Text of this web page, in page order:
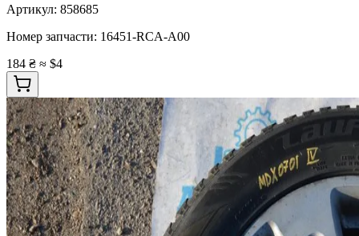
Артикул: 858685
Номер запчасти: 16451-RCA-A00
184 ₴ ≈ $4